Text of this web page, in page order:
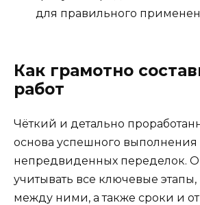
для правильного
Как грамотно
работ
Чёткий и детально
основа успешного выполнения
непредвиденных переделок.
учитывать все ключевые
между ними, а также сроки и